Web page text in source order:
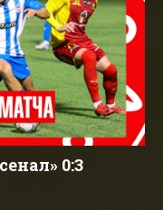
0:3